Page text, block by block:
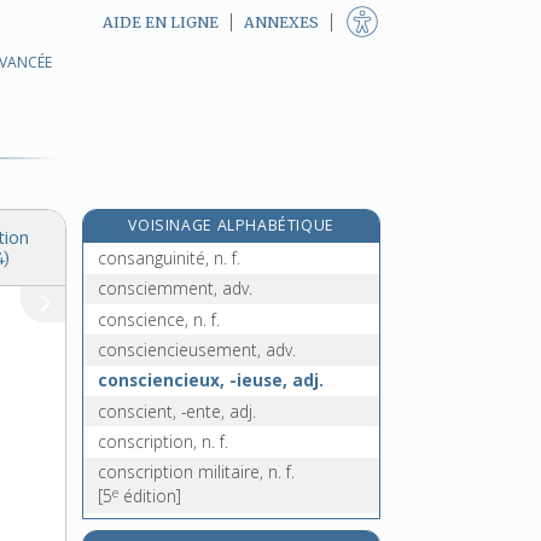
AIDE EN LIGNE ANNEXES
VOISINAGE ALPHABÉTIQUE
consanguin, -ine, adj.
consanguinité, n. f.
consciemment, adv.
conscience, n. f.
consciencieusement, adv.
consciencieux, -ieuse, adj.
conscient, -ente, adj.
conscription, n. f.
conscription militaire, n. f.
[5e édition]
conscrit, adj. m. et n. m.